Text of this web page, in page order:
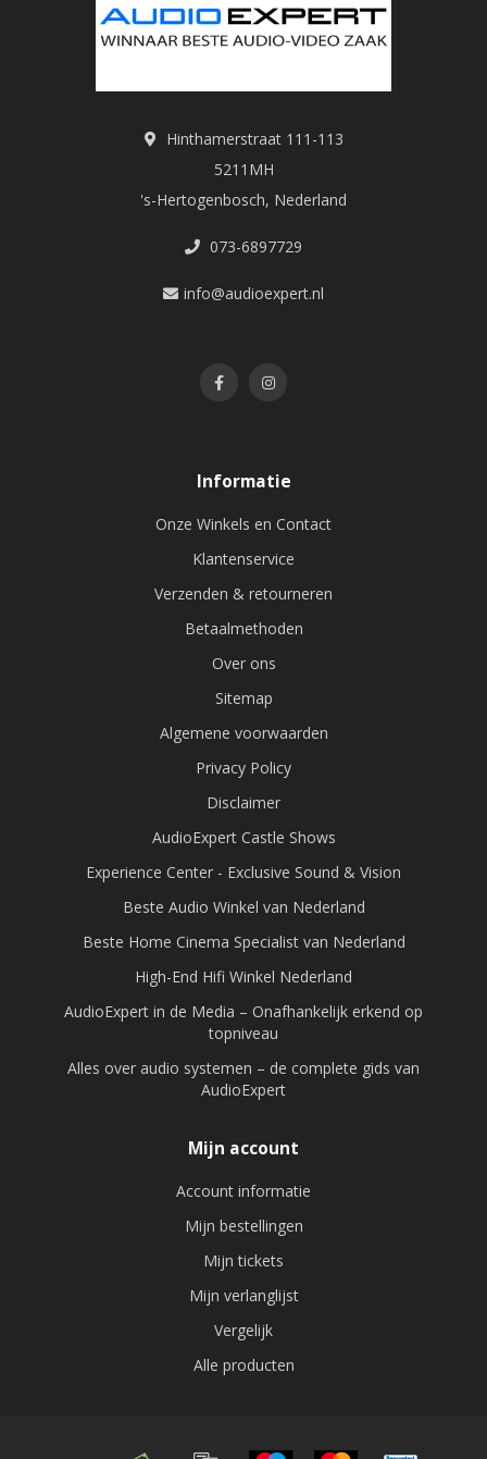
Hinthamerstraat 111-113
5211MH
's-Hertogenbosch, Nederland
073-6897729
info@audioexpert.nl
Informatie
Onze Winkels en Contact
Klantenservice
Verzenden & retourneren
Betaalmethoden
Over ons
Sitemap
Algemene voorwaarden
Privacy Policy
Disclaimer
AudioExpert Castle Shows
Experience Center - Exclusive Sound & Vision
Beste Audio Winkel van Nederland
Beste Home Cinema Specialist van Nederland
High-End Hifi Winkel Nederland
AudioExpert in de Media – Onafhankelijk erkend op
topniveau
Alles over audio systemen – de complete gids van
AudioExpert
Mijn account
Account informatie
Mijn bestellingen
Mijn tickets
Mijn verlanglijst
Vergelijk
Alle producten